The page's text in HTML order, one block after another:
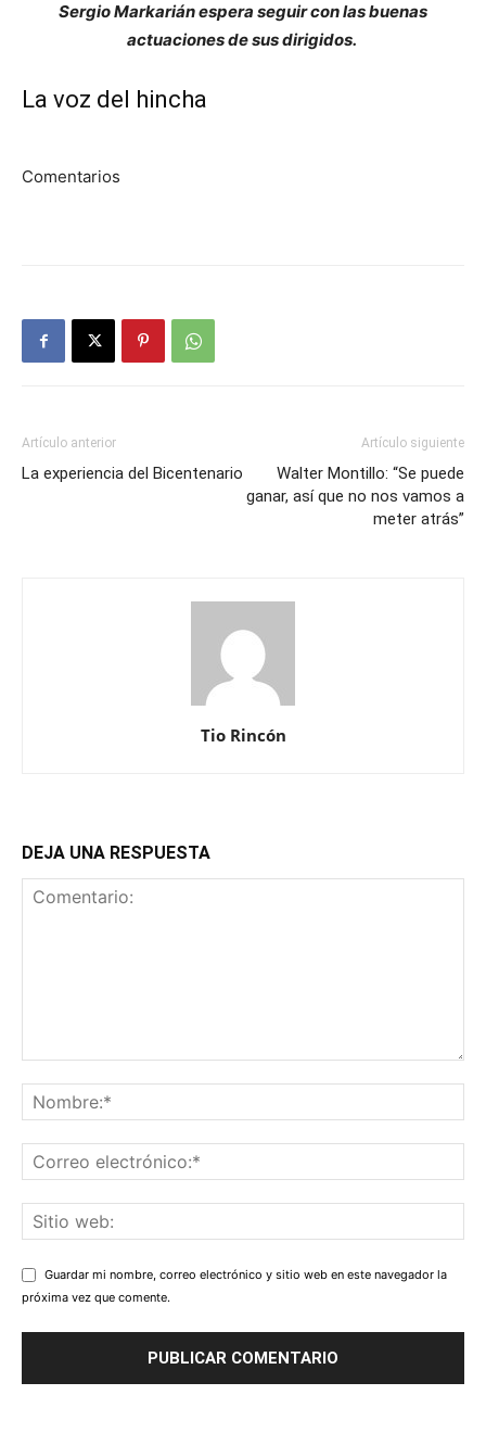
Sergio Markarián espera seguir con las buenas
actuaciones de sus dirigidos.
La voz del hincha
Comentarios
Artículo anterior
La experiencia del Bicentenario
Artículo siguiente
Walter Montillo: “Se puede
ganar, así que no nos vamos a
meter atrás”
Tio Rincón
DEJA UNA RESPUESTA
Guardar mi nombre, correo electrónico y sitio web en este navegador la
próxima vez que comente.